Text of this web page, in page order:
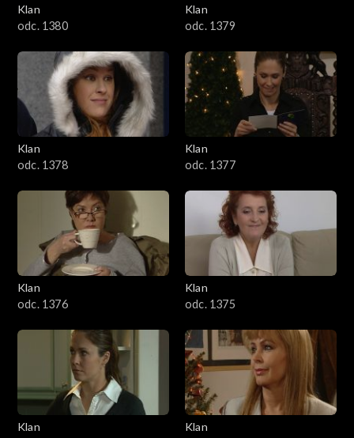
901–1000
801–900
701–800
601–700
501–600
401–500
301–400
201–300
101–200
Klan
odc. 1380
Klan
odc. 1379
Klan
odc. 1378
Klan
odc. 1377
Klan
odc. 1376
Klan
odc. 1375
Klan
Klan